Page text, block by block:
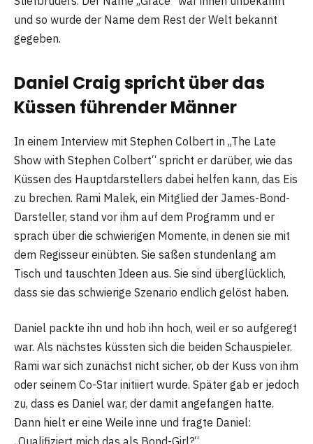
und so wurde der Name dem Rest der Welt bekannt
gegeben.
Daniel Craig spricht über das
Küssen führender Männer
In einem Interview mit Stephen Colbert in „The Late
Show with Stephen Colbert“ spricht er darüber, wie das
Küssen des Hauptdarstellers dabei helfen kann, das Eis
zu brechen. Rami Malek, ein Mitglied der James-Bond-
Darsteller, stand vor ihm auf dem Programm und er
sprach über die schwierigen Momente, in denen sie mit
dem Regisseur einübten. Sie saßen stundenlang am
Tisch und tauschten Ideen aus. Sie sind überglücklich,
dass sie das schwierige Szenario endlich gelöst haben.
Daniel packte ihn und hob ihn hoch, weil er so aufgeregt
war. Als nächstes küssten sich die beiden Schauspieler.
Rami war sich zunächst nicht sicher, ob der Kuss von ihm
oder seinem Co-Star initiiert wurde. Später gab er jedoch
zu, dass es Daniel war, der damit angefangen hatte.
Dann hielt er eine Weile inne und fragte Daniel: